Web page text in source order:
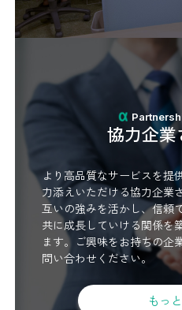
協力企
より高品質なサービスを提
力添えいただける協力企業
互いの強みを活かし、信頼
共に成長していける関係を
ます。ご興味をお持ちの企
問い合わせください。
もっ